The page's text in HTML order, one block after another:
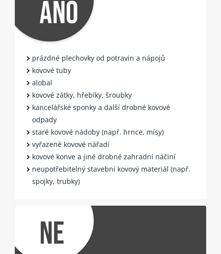
ANO
prázdné plechovky od potravin a nápojů
kovové tuby
alobal
kovové zátky, hřebíky, šroubky
kancelářské sponky a další drobné kovové
odpady
staré kovové nádoby (např. hrnce, mísy)
vyřazené kovové nářadí
kovové konve a jiné drobné zahradní náčiní
neupotřebitelný stavební kovový materiál (např.
spojky, trubky)
NE